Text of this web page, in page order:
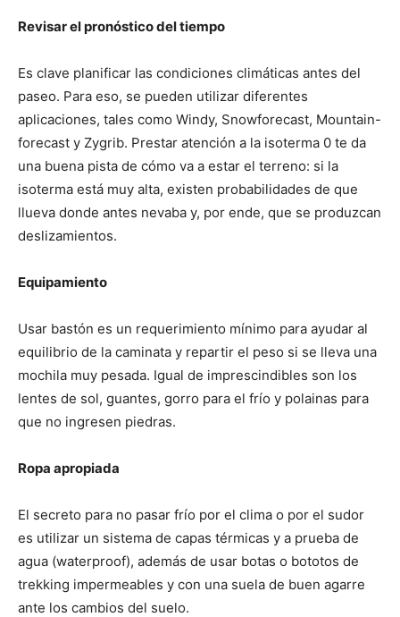
Revisar el pronóstico del tiempo
Es clave planificar las condiciones climáticas antes del
paseo. Para eso, se pueden utilizar diferentes
aplicaciones, tales como Windy, Snowforecast, Mountain-
forecast y Zygrib. Prestar atención a la isoterma 0 te da
una buena pista de cómo va a estar el terreno: si la
isoterma está muy alta, existen probabilidades de que
llueva donde antes nevaba y, por ende, que se produzcan
deslizamientos.
Equipamiento
Usar bastón es un requerimiento mínimo para ayudar al
equilibrio de la caminata y repartir el peso si se lleva una
mochila muy pesada. Igual de imprescindibles son los
lentes de sol, guantes, gorro para el frío y polainas para
que no ingresen piedras.
Ropa apropiada
El secreto para no pasar frío por el clima o por el sudor
es utilizar un sistema de capas térmicas y a prueba de
agua (waterproof), además de usar botas o bototos de
trekking impermeables y con una suela de buen agarre
ante los cambios del suelo.